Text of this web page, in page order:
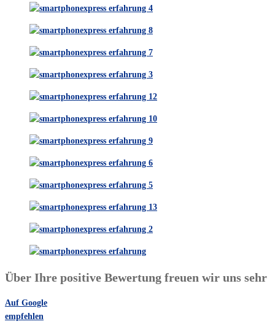
Über Ihre positive Bewertung freuen wir uns sehr
Auf Google
empfehlen